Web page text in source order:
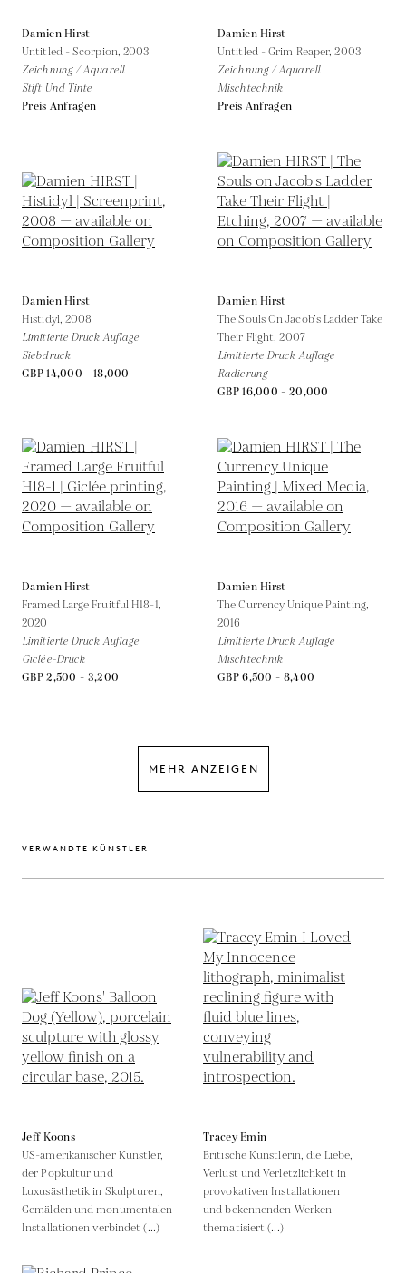
Damien Hirst
Untitled - Scorpion,2003
Zeichnung / Aquarell
Stift Und Tinte
Preis Anfragen
Damien Hirst
Untitled - Grim Reaper,2003
Zeichnung / Aquarell
Mischtechnik
Preis Anfragen
Damien Hirst
Histidyl, 2008
Limitierte Druck Auflage
Siebdruck
GBP 14,000 - 18,000
Damien Hirst
The Souls On Jacob’s Ladder Take
Their Flight,2007
Limitierte Druck Auflage
Radierung
GBP 16,000 - 20,000
Damien Hirst
Framed Large Fruitful H18-1,
2020
Limitierte Druck Auflage
Giclée-Druck
GBP 2,500 - 3,200
Damien Hirst
The Currency Unique Painting,
2016
Limitierte Druck Auflage
Mischtechnik
GBP 6,500 - 8,400
MEHR ANZEIGEN
VERWANDTE KÜNSTLER
Jeff Koons
US-amerikanischer Künstler,
der Popkultur und
Luxusästhetik in Skulpturen,
Gemälden und monumentalen
Installationen verbindet (...)
Tracey Emin
Britische Künstlerin, die Liebe,
Verlust und Verletzlichkeit in
provokativen Installationen
und bekennenden Werken
thematisiert (...)